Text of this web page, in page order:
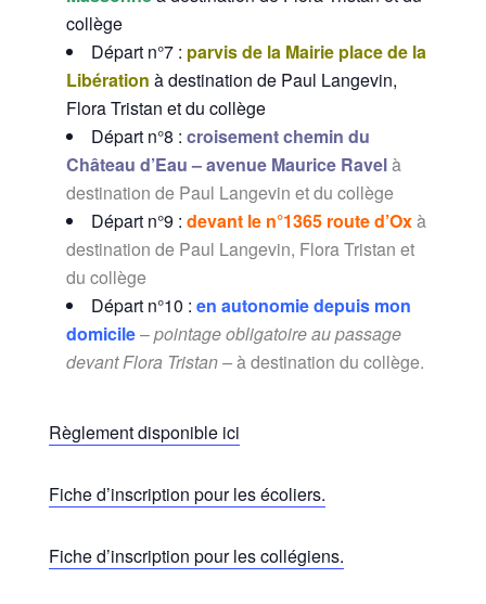
collège
Départ n°7 : parvis de la Mairie place de la
Libération à destination de Paul Langevin,
Flora Tristan et du collège
Départ n°8 : croisement chemin du
Château d’Eau – avenue Maurice Ravelà
destination de Paul Langevin et du collège
Départ n°9 : devant le n°1365 route d’Oxà
destination de Paul Langevin, Flora Tristan et
du collège
Départ n°10 : en autonomie depuis mon
domicile–pointage obligatoire au passage
devant Flora Tristan –à destination du collège.
Règlement disponible ici
Fiche d’inscription pour les écoliers.
Fiche d’inscription pour les collégiens.